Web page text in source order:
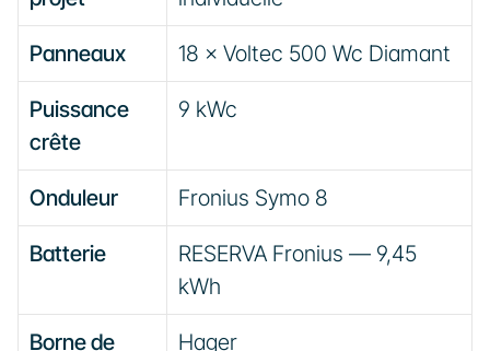
Panneaux 18 × Voltec 500 Wc Diamant
Puissance
crête
9 kWc
Onduleur Fronius Symo 8
Batterie
RESERVA Fronius — 9,45
kWh
Borne de
Hager